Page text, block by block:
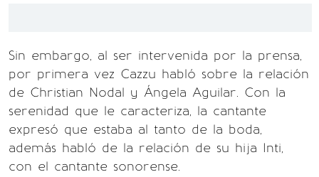
Sin embargo, al ser intervenida por la prensa,
por primera vez Cazzu habló sobre la relación
de Christian Nodal y Ángela Aguilar. Con la
serenidad que le caracteriza, la cantante
expresó que estaba al tanto de la boda,
además habló de la relación de su hija Inti,
con el cantante sonorense.